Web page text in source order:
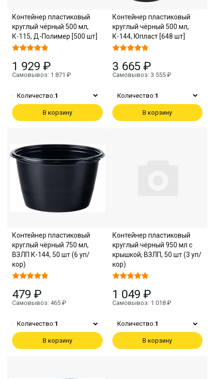
Контейнер пластиковый
круглый чёрный 500 мл,
К-115, Д-Полимер [500 шт]
1 929 ₽
Самовывоз: 1 871 ₽
Количество:1
В корзину
Контейнер пластиковый
круглый чёрный 500 мл,
К-144, Юпласт [648 шт]
3 665 ₽
Самовывоз: 3 555 ₽
Количество:1
В корзину
Контейнер пластиковый
круглый чёрный 750 мл,
ВЗЛП К-144, 50 шт (6 уп/
кор)
479 ₽
Самовывоз: 465 ₽
Количество:1
В корзину
Контейнер пластиковый
круглый чёрный 950 мл с
крышкой, ВЗЛП, 50 шт (3 уп/
кор)
1 049 ₽
Самовывоз: 1 018 ₽
Количество:1
В корзину